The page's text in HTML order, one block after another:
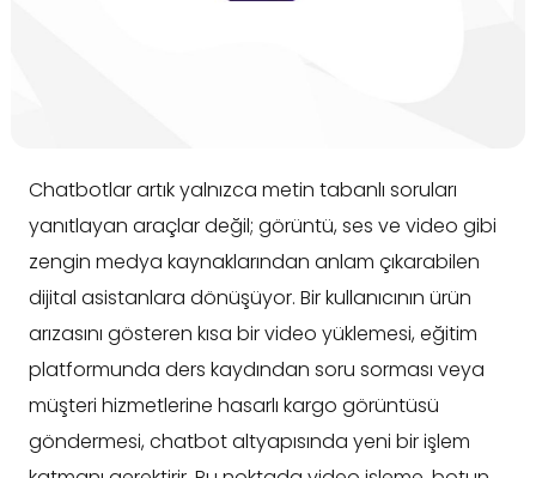
Chatbotlar artık yalnızca metin tabanlı soruları
yanıtlayan araçlar değil; görüntü, ses ve video gibi
zengin medya kaynaklarından anlam çıkarabilen
dijital asistanlara dönüşüyor. Bir kullanıcının ürün
arızasını gösteren kısa bir video yüklemesi, eğitim
platformunda ders kaydından soru sorması veya
müşteri hizmetlerine hasarlı kargo görüntüsü
göndermesi, chatbot altyapısında yeni bir işlem